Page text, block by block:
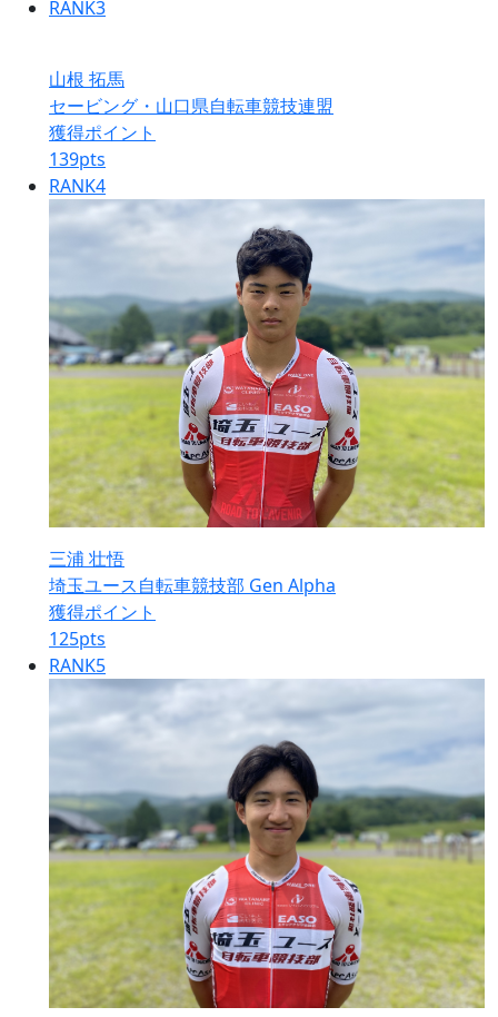
RANK3
山根 拓馬
セービング・山口県自転車競技連盟
獲得ポイント
139pts
RANK4
三浦 壮悟
埼玉ユース自転車競技部 Gen Alpha
獲得ポイント
125pts
RANK5